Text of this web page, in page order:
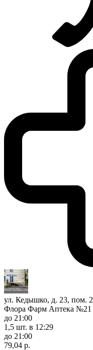
ул. Кедышко, д. 23, пом. 2
Флора Фарм Аптека №21
до 21:00
1,5 шт. в 12:29
до 21:00
79,04 р.